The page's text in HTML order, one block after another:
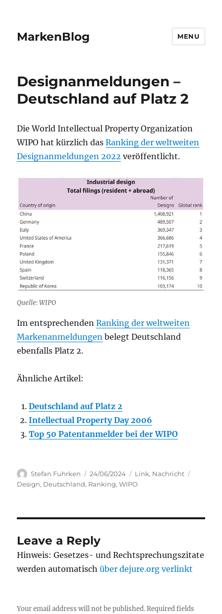
MarkenBlog MENU
Designanmeldungen –
Deutschland auf Platz 2
Die World Intellectual Property Organization
WIPO hat kürzlich dasRanking der weltweiten
Designanmeldungen 2022 veröffentlicht.
Quelle: WIPO
Im entsprechendenRanking der weltweiten
Markenanmeldungen belegt Deutschland
ebenfalls Platz 2.
Ähnliche Artikel:
Deutschland auf Platz 2
Intellectual Property Day 2006
Top 50 Patentanmelder bei der WIPO
Author
Stefan Fuhrken
Posted
on
24/06/2024 Categories
Link, Nachricht
Design, Deutschland, Ranking,WIPO
Leave a Reply
Hinweis: Gesetzes- und Rechtsprechungszitate
werden automatischüber dejure.org verlinkt
Your email address will not be published. Required fields